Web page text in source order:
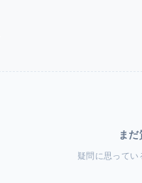
ま
疑問に思ってい